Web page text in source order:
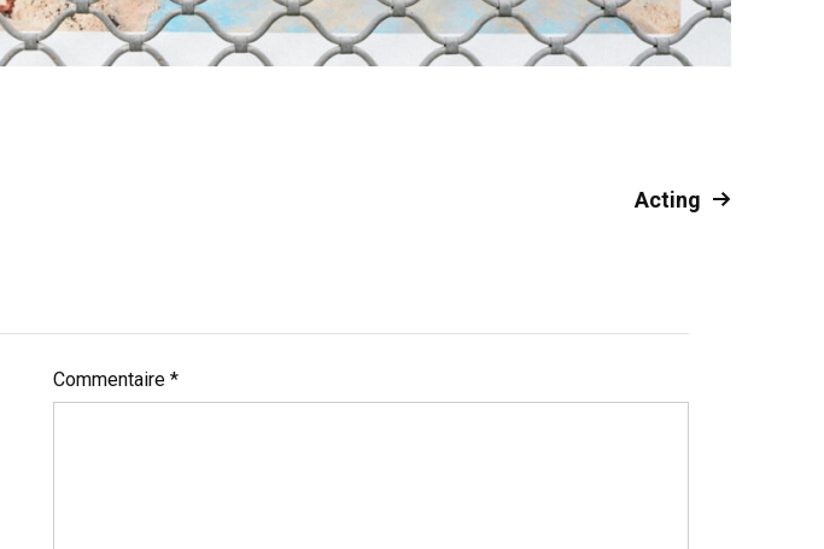
Acting
Commentaire *